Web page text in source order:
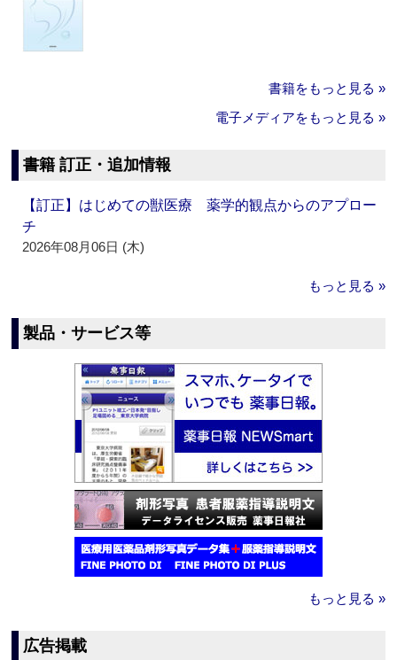
書籍をもっと見る »
電子メディアをもっと見る »
書籍 訂正・追加情報
【訂正】はじめての獣医療 薬学的観点からのアプロー
チ
2026年08月06日 (木)
もっと見る »
製品・サービス等
もっと見る »
広告掲載